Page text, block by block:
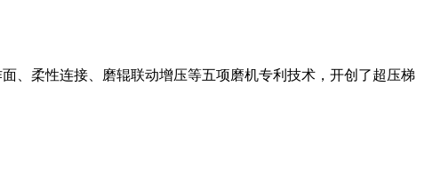
、柔性连接、磨辊联动增压等五项磨机专利技术，开创了超压梯